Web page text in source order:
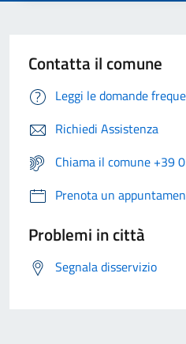
Contatta il comune
Leggi le domande
Richiedi Assistenza
Chiama il comune +39
Prenota un
Problemi in città
Segnala disservizio